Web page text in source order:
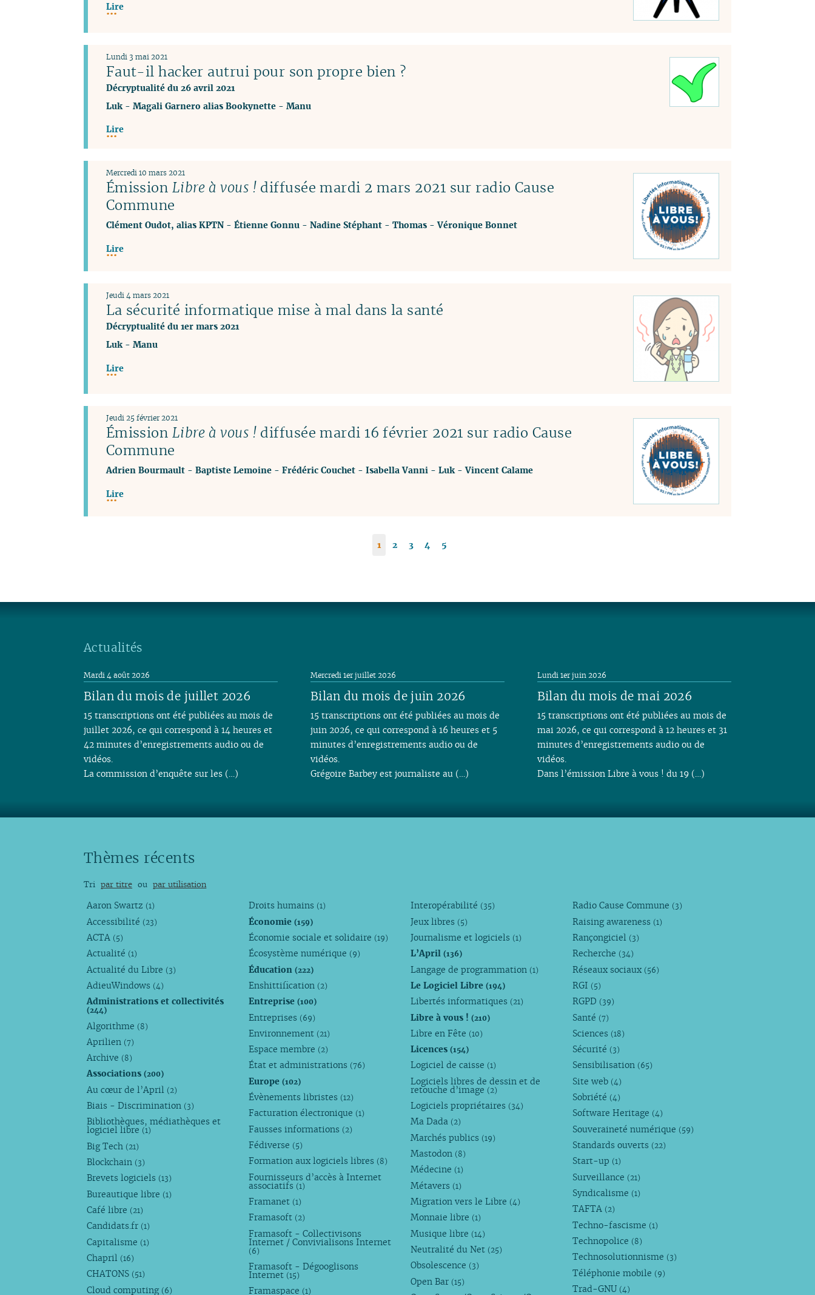
Lire
Faut-il hacker autrui pour son propre bien ?
Décryptualité du 26 avril 2021
Lundi 3 mai 2021
Luk- Magali Garnero alias Bookynette- Manu
Lire
Émission Libre à vous !diffusée mardi 2 mars 2021 sur radio Cause
Commune
Mercredi 10 mars 2021
Clément Oudot, alias KPTN- Étienne Gonnu- Nadine Stéphant- Thomas-Véronique Bonnet
Lire
La sécurité informatique mise à mal dans la santé
Décryptualité du 1er mars 2021
Jeudi 4 mars 2021
Luk- Manu
Lire
Émission Libre à vous !diffusée mardi 16 février 2021 sur radio Cause
Commune
Jeudi 25 février 2021
Adrien Bourmault- Baptiste Lemoine- Frédéric Couchet- Isabella Vanni- Luk-Vincent Calame
Lire
1 2 3 4 5
Actualités
Bilan du mois de juillet 2026
Mardi 4 août 2026
15 transcriptions ont été publiées au mois de
juillet 2026, ce qui correspond à 14 heures et
42 minutes d’enregistrements audio ou de
vidéos.
La commission d’enquête sur les (…)
Bilan du mois de juin 2026
Mercredi 1er juillet 2026
15 transcriptions ont été publiées au mois de
juin 2026, ce qui correspond à 16 heures et 5
minutes d’enregistrements audio ou de
vidéos.
Grégoire Barbey est journaliste au (…)
Bilan du mois de mai 2026
Lundi 1er juin 2026
15 transcriptions ont été publiées au mois de
mai 2026, ce qui correspond à 12 heures et 31
minutes d’enregistrements audio ou de
vidéos.
Dans l’émission Libre à vous ! du 19 (…)
Thèmes récents
Tri par titre ou par utilisation
Aaron Swartz (1)
Accessibilité (23)
ACTA (5)
Actualité (1)
Actualité du Libre (3)
AdieuWindows (4)
Administrations et collectivités
(244)
Algorithme (8)
Aprilien (7)
Archive (8)
Associations(200)
Au cœur de l’April (2)
Biais - Discrimination (3)
Bibliothèques, médiathèques et
logiciel libre (1)
Big Tech (21)
Blockchain (3)
Brevets logiciels (13)
Bureautique libre (1)
Café libre (21)
Candidats.fr (1)
Capitalisme (1)
Chapril (16)
CHATONS (51)
Cloud computing (6)
Droits humains (1)
Économie(159)
Économie sociale et solidaire (19)
Écosystème numérique (9)
Éducation(222)
Enshittification (2)
Entreprise(100)
Entreprises (69)
Environnement (21)
Espace membre (2)
État et administrations (76)
Europe(102)
Évènements libristes (12)
Facturation électronique (1)
Fausses informations (2)
Fédiverse (5)
Formation aux logiciels libres (8)
Fournisseurs d’accès à Internet
associatifs (1)
Framanet (1)
Framasoft (2)
Framasoft - Collectivisons
Internet / Convivialisons Internet
(6)
Framasoft - Dégooglisons
Internet (15)
Framaspace (1)
Interopérabilité (35)
Jeux libres (5)
Journalisme et logiciels (1)
L’April(136)
Langage de programmation (1)
Le Logiciel Libre(194)
Libertés informatiques (21)
Libre à vous !(210)
Libre en Fête (10)
Licences(154)
Logiciel de caisse (1)
Logiciels libres de dessin et de
retouche d’image (2)
Logiciels propriétaires (34)
Ma Dada (2)
Marchés publics (19)
Mastodon (8)
Médecine (1)
Métavers (1)
Migration vers le Libre (4)
Monnaie libre (1)
Musique libre (14)
Neutralité du Net (25)
Obsolescence (3)
Open Bar (15)
Radio Cause Commune (3)
Raising awareness (1)
Rançongiciel (3)
Recherche (34)
Réseaux sociaux (56)
RGI (5)
RGPD (39)
Santé (7)
Sciences (18)
Sécurité (3)
Sensibilisation (65)
Site web (4)
Sobriété (4)
Software Heritage (4)
Souveraineté numérique (59)
Standards ouverts (22)
Start-up (1)
Surveillance (21)
Syndicalisme (1)
TAFTA (2)
Techno-fascisme (1)
Technopolice (8)
Technosolutionnisme (3)
Téléphonie mobile (9)
Trad-GNU (4)